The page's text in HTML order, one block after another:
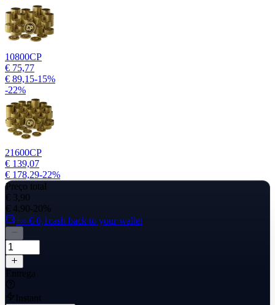
10800CP
€ 75,77
€ 89,15-15%
-22%
21600CP
€ 139,07
€ 178,29-22%
Preço total
€ 3,90
€ 4,90-20%
+≈ € 0,1cash back to your wallet
Entrega
Instant